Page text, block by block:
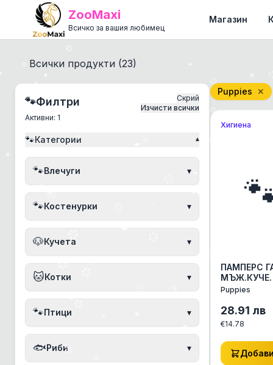
ZooMaxi
Всичко за вашия любимец
Магазин
Всички продукти (23)
🐾Филтри
Активни: 1
Скрий
Изчисти всички
🐾Категории ▾
🐾Влечуги ▾
🐾Костенурки ▾
🐶Кучета ▾
🐱Котки ▾
🐾Птици ▾
🐟Риби ▾
Puppies ✕
Хигиена
ПАМПЕРС
МЪЖ.КУЧЕ
PUPPIES XL
КОТЕ ДРУГИ
АКСЕСОАРИ
Puppies
28.91 лв
€14.78
Добави